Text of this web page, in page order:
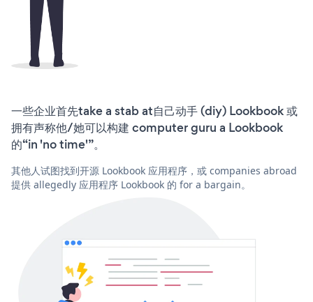
一些企业首先take a stab at自己动手 (diy) Lookbook 或
拥有声称他/她可以构建 computer guru a Lookbook
的“in 'no time'”。
其他人试图找到开源 Lookbook 应用程序，或 companies abroad
提供 allegedly 应用程序 Lookbook 的 for a bargain。